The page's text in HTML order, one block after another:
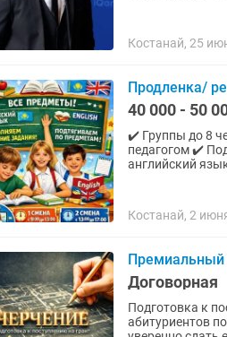
Костанай, 25
Продленка/
40 000 - 50
✔️ Группы до 8
педагогом ✔️
Костанай, 2
Премиальный
Договорная
Подготовка к
абитуриентов по Казахстану Поможем с нуля